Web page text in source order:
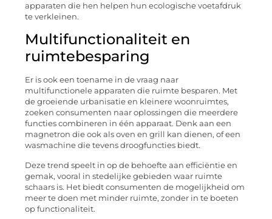
apparaten die hen helpen hun ecologische voetafdruk
te verkleinen.
Multifunctionaliteit en
ruimtebesparing
Er is ook een toename in de vraag naar
multifunctionele apparaten die ruimte besparen. Met
de groeiende urbanisatie en kleinere woonruimtes,
zoeken consumenten naar oplossingen die meerdere
functies combineren in één apparaat. Denk aan een
magnetron die ook als oven en grill kan dienen, of een
wasmachine die tevens droogfuncties biedt.
Deze trend speelt in op de behoefte aan efficiëntie en
gemak, vooral in stedelijke gebieden waar ruimte
schaars is. Het biedt consumenten de mogelijkheid om
meer te doen met minder ruimte, zonder in te boeten
op functionaliteit.